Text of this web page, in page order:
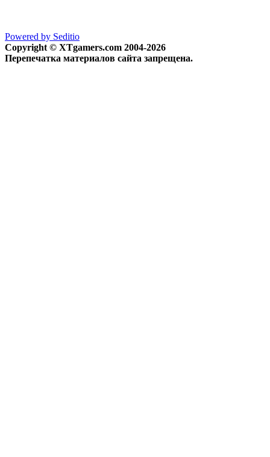
Powered by Seditio
Copyright © XTgamers.com 2004-2026
Перепечатка материалов сайта запрещена.